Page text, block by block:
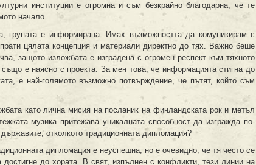
институции е огромна и съм безкрайно благодарна, че те
начало.
групата е информирана. Имах възможността да комуникирам с
цялата концепция и материали директно до тях. Важно беше
защото изложбата е изградена с огромен респект към тяхното
е наясно с проекта. За мен това, че информацията стигна до
е най-голямото възможно потвърждение, че пътят, който съм
като лична мисия на посланик на финландската рок и метъл
музика притежава уникалната способност да изгражда по-
отколкото традиционната дипломация?
дипломация е неуспешна, но е очевидно, че тя често се
достигне до хората. В свят, изпълнен с конфликти, тези линии на